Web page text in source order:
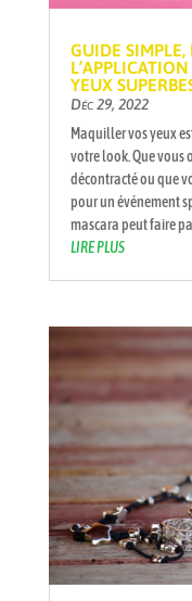
GUIDE SIMPLE,
YEUX
Déc 29, 2022
Maquiller vos yeux
votre look. Que
décontracté ou que
pour un événement
mascara peut faire
LIRE PLUS